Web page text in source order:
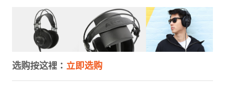
选购按这裡： 立即选购